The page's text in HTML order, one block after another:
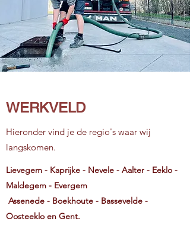
WERKVELD
Hieronder vind je de regio's waar wij
langskomen.
Lievegem - Kaprijke - Nevele - Aalter - Eeklo -
Maldegem - Evergem
Assenede - Boekhoute - Bassevelde -
Oosteeklo en Gent.